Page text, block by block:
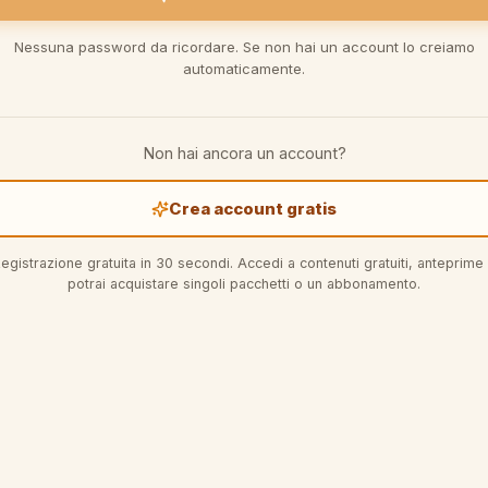
Nessuna password da ricordare. Se non hai un account lo creiamo
automaticamente.
Non hai ancora un account?
Crea account gratis
gratuita in 30 secondi. Accedi a contenuti gratuiti, anteprime
potrai acquistare singoli pacchetti o un abbonamento.